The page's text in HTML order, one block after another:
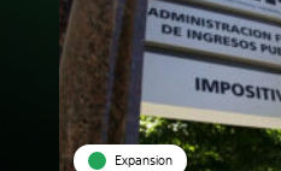
Expansion